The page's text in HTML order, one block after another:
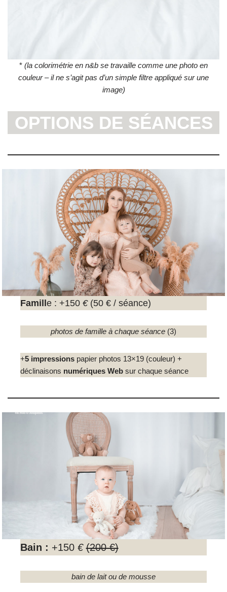
* (la colorimétrie en n&b se travaille comme une photo en
couleur – il ne s’agit pas d’un simple filtre appliqué sur une
image)
OPTIONS DE SÉANCES
Famill e : +150 €(50 € / séance)
photos de famille à chaque séance (3)
+5 impressionspapier photos 13×19 (couleur) +
déclinaisons numériques Websur chaque séance
Bain : +150 € (200 €)
bain de lait ou de mousse